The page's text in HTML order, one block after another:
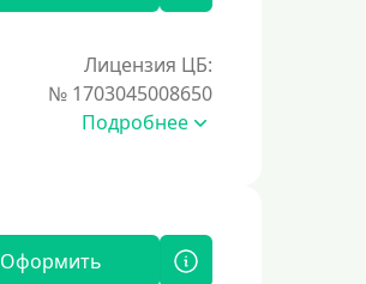
Лицензия ЦБ:
№ 1703045008650
Подробнее
Оформить